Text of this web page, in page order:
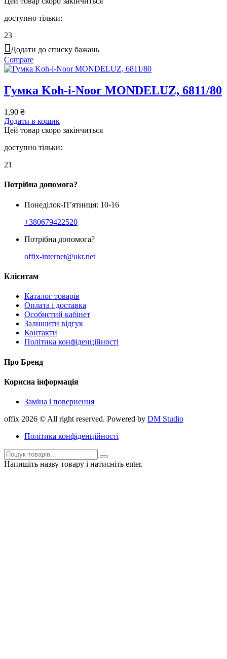
доступно тільки:
23
Додати до списку бажань
Compare
Гумка Koh-i-Noor MONDELUZ, 6811/80
1,90 ₴
Додати в кошик
Цей товар скоро закінчиться
доступно тільки:
21
Потрібна допомога?
Понеділок-П’ятниця: 10-16
+380679422520
Потрібна допомога?
offix-internet@ukr.net
Клієнтам
Каталог товарів
Оплата і доставка
Особистий кабінет
Залишити відгук
Контакти
Політика конфіденційності
Про Бренд
Корисна інформація
Заміна і повернення
offix 2026 © All right reserved. Powered by DM Studio
Політика конфіденційності
Напишіть назву товару і натисніть enter.